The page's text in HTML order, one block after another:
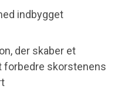
indbygget
der skaber et
forbedre skorstenens